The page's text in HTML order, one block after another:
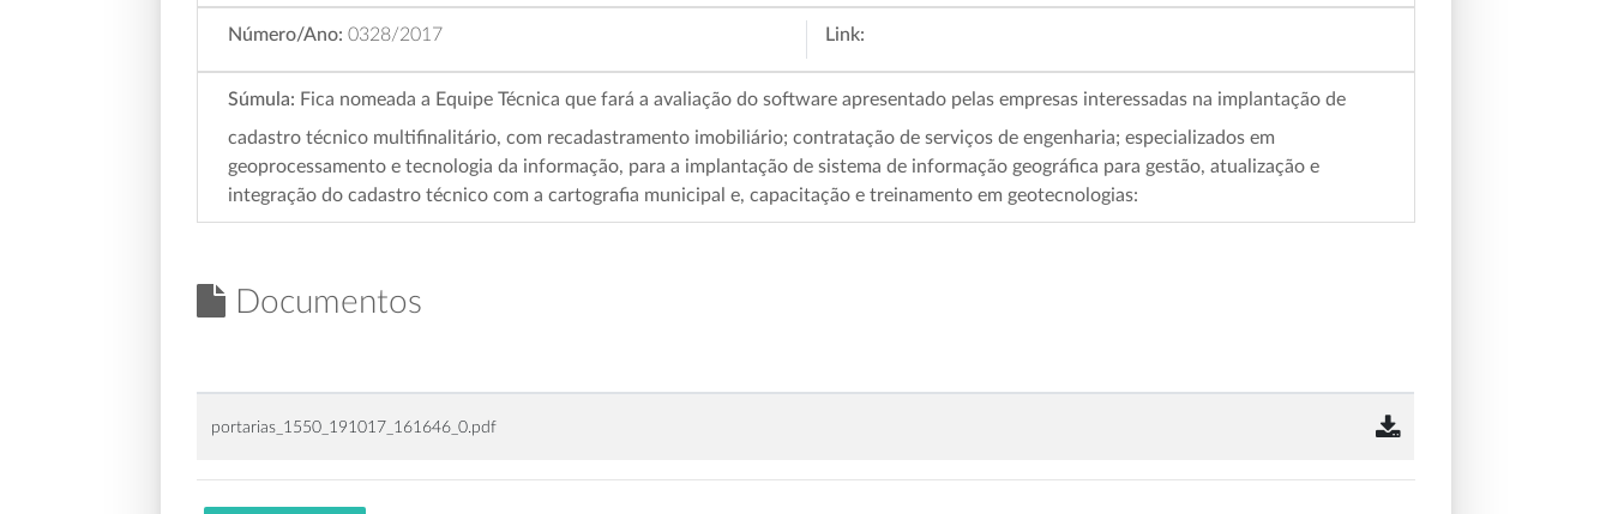
Número/Ano: 0328/2017 Link:
Súmula: Fica nomeada a Equipe Técnica que fará a avaliação do software apresentado pelas empresas interessadas na implantação de
cadastro técnico multifinalitário, com recadastramento imobiliário; contratação de serviços de engenharia; especializados em
geoprocessamento e tecnologia da informação, para a implantação de sistema de informação geográfica para gestão, atualização e
integração do cadastro técnico com a cartografia municipal e, capacitação e treinamento em geotecnologias:
Documentos
portarias_1550_191017_161646_0.pdf